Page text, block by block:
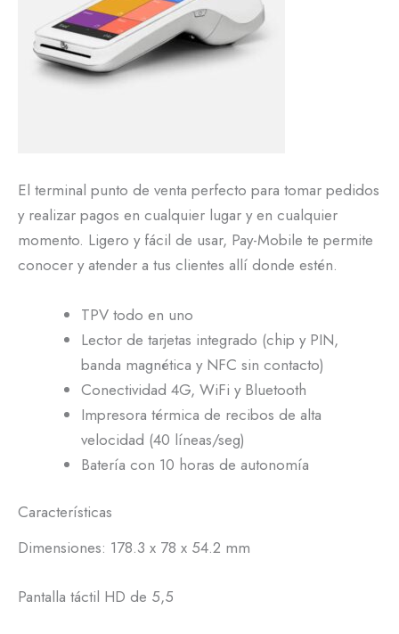
El terminal punto de venta perfecto para tomar pedidos
y realizar pagos en cualquier lugar y en cualquier
momento. Ligero y fácil de usar, Pay-Mobile te permite
conocer y atender a tus clientes allí donde estén.
TPV todo en uno
Lector de tarjetas integrado (chip y PIN,
banda magnética y NFC sin contacto)
Conectividad 4G, WiFi y Bluetooth
Impresora térmica de recibos de alta
velocidad (40 líneas/seg)
Batería con 10 horas de autonomía
Características
Dimensiones: 178.3 x 78 x 54.2 mm
Pantalla táctil HD de 5,5